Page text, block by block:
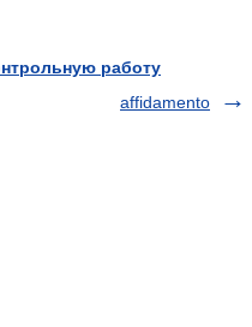
работу
affidamento